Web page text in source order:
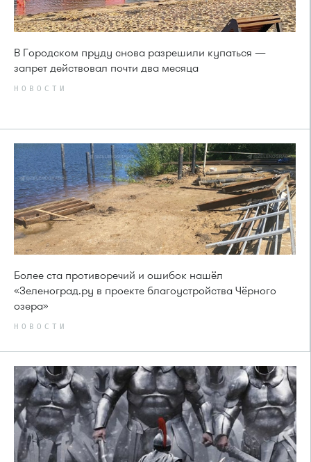
В Городском пруду снова разрешили купаться —
запрет действовал почти два месяца
НОВОСТИ
Более ста противоречий и ошибок нашёл
«Зеленоград.ру в проекте благоустройства Чёрного
озера»
НОВОСТИ